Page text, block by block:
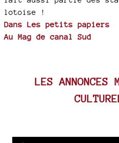
lotoise !
Dans Les petits papiers
Au Mag de canal Sud
LES ANNONCES